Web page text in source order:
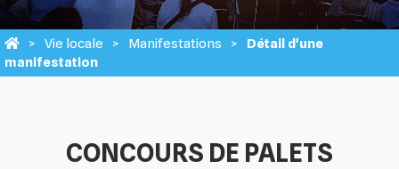
Vie locale Manifestations
Détail d'une
manifestation
CONCOURS DE PALETS